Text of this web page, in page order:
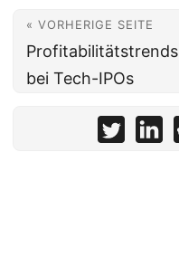
« VORHERIGE SEITE
Profitabilitätstrends
bei Tech-IPOs